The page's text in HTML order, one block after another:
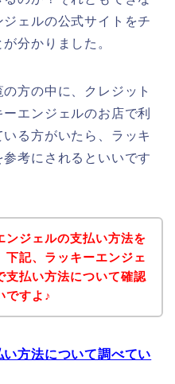
ェルの公式サイトをチ
分かりました。
方の中に、クレジット
エンジェルのお店で利
る方がいたら、ラッキ
考にされるといいです
ンジェルの支払い方法を
下記、ラッキーエンジェ
支払い方法について確認
ですよ♪
方法について調べてい